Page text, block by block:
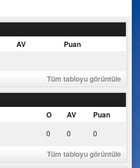
AV Puan
Tüm tabloyu görüntüle
O AV Puan
0 0 0
Tüm tabloyu görüntüle